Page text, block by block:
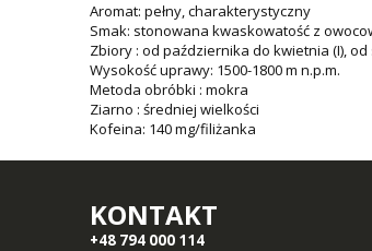
Aromat: pełny, charakterystyczny
Smak: stonowana kwaskowatość z
Zbiory : od października do kwietnia (I),
Wysokość uprawy: 1500-1800 m n.p.m.
Metoda obróbki : mokra
Ziarno : średniej wielkości
Kofeina: 140 mg/filiżanka
KONTAKT
+48 794 000 114